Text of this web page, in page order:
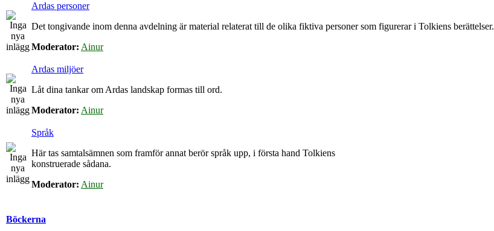
Ardas personer
Det tongivande inom denna avdelning är material relaterat till de olika fiktiva personer som figurerar i Tolkiens berättelser.
Moderator: Ainur
Ardas miljöer
Låt dina tankar om Ardas landskap formas till ord.
Moderator: Ainur
Språk
Här tas samtalsämnen som framför annat berör språk upp, i första hand Tolkiens
konstruerade sådana.
Moderator: Ainur
Böckerna